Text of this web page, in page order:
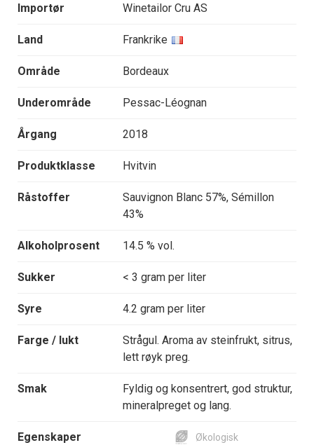
Importør Winetailor Cru AS
Land Frankrike
Område Bordeaux
Underområde Pessac-Léognan
Årgang 2018
Produktklasse Hvitvin
Råstoffer
Sauvignon Blanc 57%, Sémillon
43%
Alkoholprosent 14.5 % vol.
Sukker < 3 gram per liter
Syre 4.2 gram per liter
Farge / lukt
Strågul. Aroma av steinfrukt, sitrus,
lett røyk preg.
Smak
Fyldig og konsentrert, god struktur,
mineralpreget og lang.
Egenskaper Økologisk